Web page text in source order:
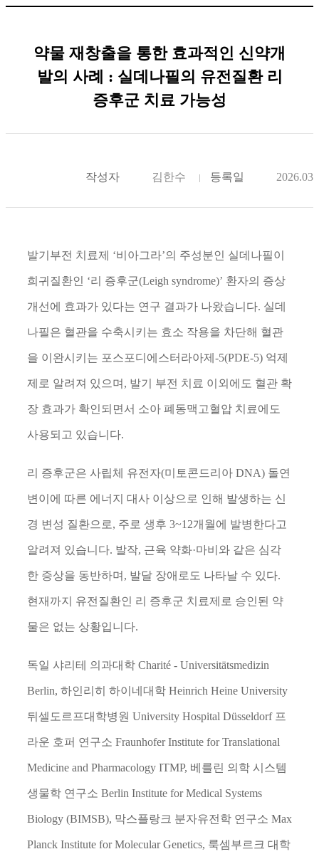
약물 재창출을 통한 효과적인 신약개
발의 사례 : 실데나필의 유전질환 리
증후군 치료 가능성
작성자 김한수 등록일
발기부전 치료제 ‘비아그라’의 주성분인 실데나필이
희귀질환인 ‘리 증후군(Leigh syndrome)’ 환자의 증상
개선에 효과가 있다는 연구 결과가 나왔습니다. 실데
나필은 혈관을 수축시키는 효소 작용을 차단해 혈관
을 이완시키는 포스포디에스터라아제 -5(PDE-5) 억제
제로 알려져 있으며 , 발기 부전 치료 이외에도 혈관 확
장 효과가 확인되면서 소아 폐동맥고혈압 치료에도
사용되고 있습니다.
리 증후군은 사립체 유전자(미토콘드리아 DNA) 돌연
변이에 따른 에너지 대사 이상으로 인해 발생하는 신
경 변성 질환으로, 주로 생후 3~12개월에 발병한다고
알려져 있습니다. 발작, 근육 약화·마비와 같은 심각
한 증상을 동반하며 , 발달 장애로도 나타날 수 있다.
현재까지 유전질환인 리 증후군 치료제로 승인된 약
물은 없는 상황입니다.
독일 샤리테 의과대학 Charité - Universitätsmedizin
Berlin, 하인리히 하이네대학 Heinrich Heine University
뒤셀도르프대학병원 University Hospital Düsseldorf 프
라운 호퍼 연구소 Fraunhofer Institute for Translational
Medicine and Pharmacology ITMP, 베를린 의학 시스템
생물학 연구소 Berlin Institute for Medical Systems
Biology (BIMSB), 막스플랑크 분자유전학 연구소 Max
Planck Institute for Molecular Genetics, 룩셈부르크 대학